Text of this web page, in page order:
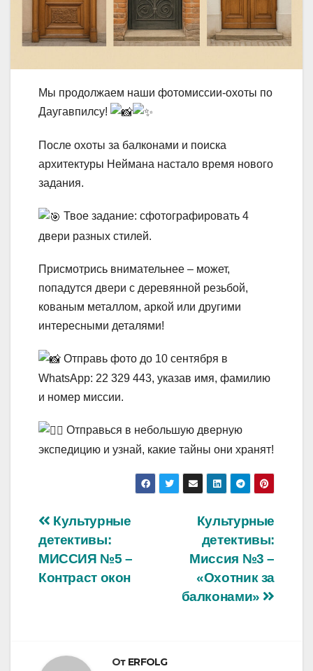
Мы продолжаем наши фотомиссии-охоты по
Даугавпилсу!
После охоты за балконами и поиска
архитектуры Неймана настало время нового
задания.
Твое задание: сфотографировать 4
двери разных стилей.
Присмотрись внимательнее – может,
попадутся двери с деревянной резьбой,
кованым металлом, аркой или другими
интересными деталями!
Отправь фото до 10 сентября в
WhatsApp: 22 329 443, указав имя, фамилию
и номер миссии.
Отправься в небольшую дверную
экспедицию и узнай, какие тайны они хранят!
Навигация
по
записям
Культурные
детективы:
Миссия №3 –
«Охотник за
балконами»
Культурные
детективы:
МИССИЯ №5 –
Контраст окон
От ERFOLG